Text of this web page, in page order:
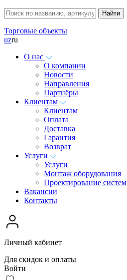
Торговые объекты
uzru
О нас
О компании
Новости
Направления
Партнёры
Клиентам
Клиентам
Оплата
Доставка
Гарантия
Возврат
Услуги
Услуги
Монтаж оборудования
Проектирование систем
Вакансии
Контакты
Личный кабинет
Для скидок и оплаты
Войти